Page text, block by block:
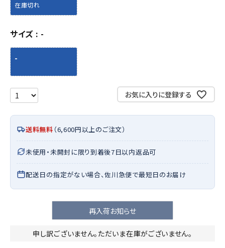
在庫切れ
サイズ -
-
お気に入りに登録する
送料無料 （6,600円以上のご注文）
未使用・未開封に限り到着後7日以内返品可
配送日の指定がない場合、佐川急便で最短日のお届け
再入荷お知らせ
申し訳ございません。ただいま在庫がございません。